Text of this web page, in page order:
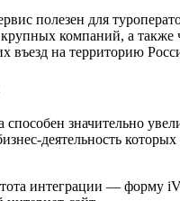
полезен для
компаний, а также
въезд на территорию
способен значительно
деятельность
интеграции — форму